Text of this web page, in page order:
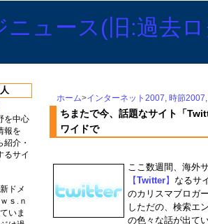
ホーム>インターネット2007, 時節2007
ちまたで今、話題なサイト「
ワイドで
ここ数週間、海外
【Twitter】 なるサ
のカリスマブロガ
しただの、検索エ
の色々な話が出て
を中心
報を
介・
るサイ
ドメ
ｓ.ｎ
いま